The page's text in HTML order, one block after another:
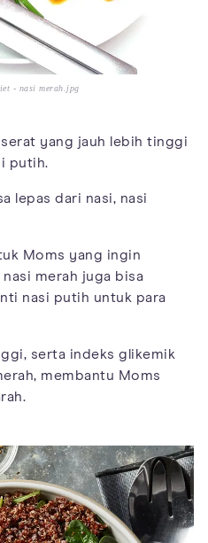
- nasi merah.jpg
yang jauh lebih tinggi
putih.
lepas dari nasi, nasi
Moms yang ingin
merah juga bisa
nasi putih untuk para
serta indeks glikemik
membantu Moms